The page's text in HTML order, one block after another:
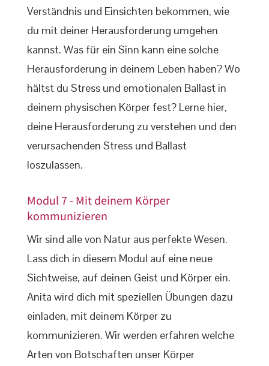
Verständnis und Einsichten bekommen, wie
du mit deiner Herausforderung umgehen
kannst. Was für ein Sinn kann eine solche
Herausforderung in deinem Leben haben? Wo
hältst du Stress und emotionalen Ballast in
deinem physischen Körper fest? Lerne hier,
deine Herausforderung zu verstehen und den
verursachenden Stress und Ballast
loszulassen.
Modul 7 - Mit deinem Körper
kommunizieren
Wir sind alle von Natur aus perfekte Wesen.
Lass dich in diesem Modul auf eine neue
Sichtweise, auf deinen Geist und Körper ein.
Anita wird dich mit speziellen Übungen dazu
einladen, mit deinem Körper zu
kommunizieren. Wir werden erfahren welche
Arten von Botschaften unser Körper